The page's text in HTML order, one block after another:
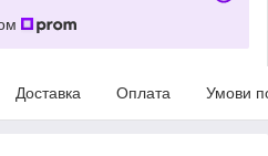
Доставка Оплата Умови